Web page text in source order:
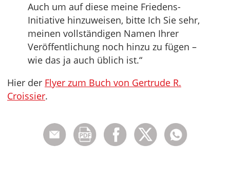
Auch um auf diese meine Friedens-
Initiative hinzuweisen, bitte Ich Sie sehr,
meinen vollständigen Namen Ihrer
Veröffentlichung noch hinzu zu fügen –
wie das ja auch üblich ist.“
Hier der Flyer zum Buch von Gertrude R.
Croissier.